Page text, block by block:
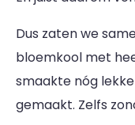
Dus zaten we
bloemkool met
smaakte nóg
gemaakt. Zelfs